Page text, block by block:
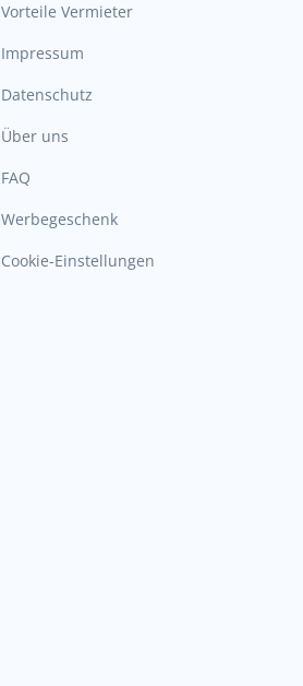
Vorteile Vermieter
Impressum
Datenschutz
Über uns
FAQ
Werbegeschenk
Cookie-Einstellungen